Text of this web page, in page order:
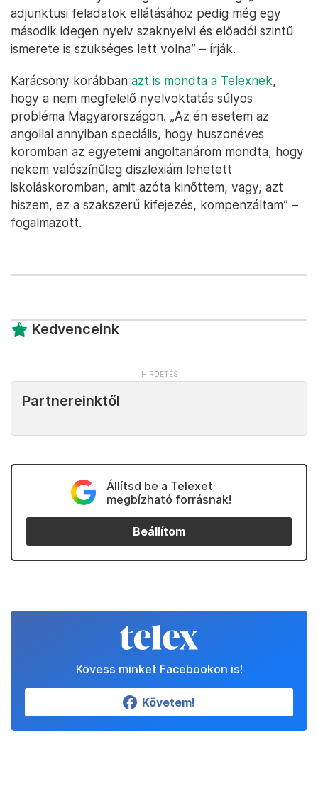
adjunktusi feladatok ellátásához pedig még egy
második idegen nyelv szaknyelvi és előadói szintű
ismerete is szükséges lett volna” – írják.
Karácsony korábban azt is mondta a Telexnek,
hogy a nem megfelelő nyelvoktatás súlyos
probléma Magyarországon. „Az én esetem az
angollal annyiban speciális, hogy huszonéves
koromban az egyetemi angoltanárom mondta, hogy
nekem valószínűleg diszlexiám lehetett
iskoláskoromban, amit azóta kinőttem, vagy, azt
hiszem, ez a szakszerű kifejezés, kompenzáltam” –
fogalmazott.
Kedvenceink
Partnereinktől
Állítsd be a Telexet
megbízható forrásnak!
Beállítom
Kövess minket Facebookon is!
Követem!